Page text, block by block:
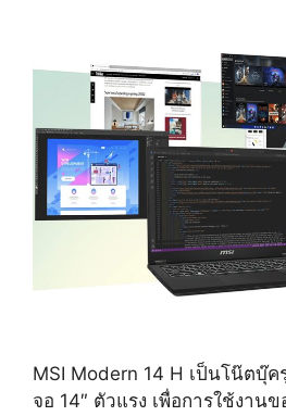
MSI Modern 14 H เป็นโน๊ตบุ๊
จอ 14″ ตัวแรง เพื่อการใช้งาน